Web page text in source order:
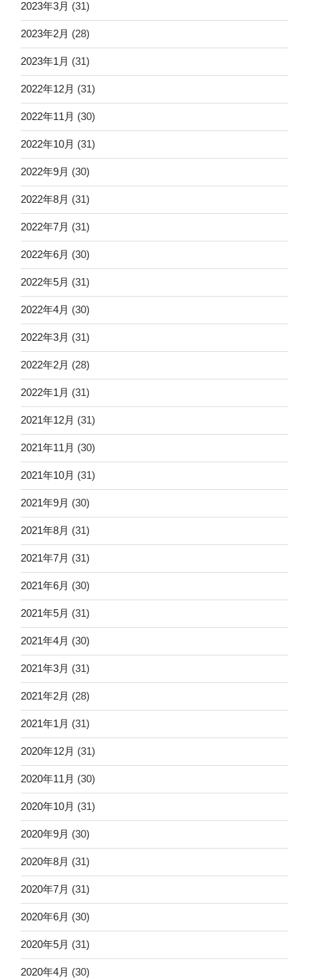
2023年3月 (31)
2023年2月 (28)
2023年1月 (31)
2022年12月 (31)
2022年11月 (30)
2022年10月 (31)
2022年9月 (30)
2022年8月 (31)
2022年7月 (31)
2022年6月 (30)
2022年5月 (31)
2022年4月 (30)
2022年3月 (31)
2022年2月 (28)
2022年1月 (31)
2021年12月 (31)
2021年11月 (30)
2021年10月 (31)
2021年9月 (30)
2021年8月 (31)
2021年7月 (31)
2021年6月 (30)
2021年5月 (31)
2021年4月 (30)
2021年3月 (31)
2021年2月 (28)
2021年1月 (31)
2020年12月 (31)
2020年11月 (30)
2020年10月 (31)
2020年9月 (30)
2020年8月 (31)
2020年7月 (31)
2020年6月 (30)
2020年5月 (31)
2020年4月 (30)